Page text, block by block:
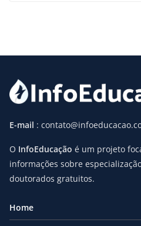
E-mail :
O InfoEducação é um projeto
informações sobre
doutorados gratuitos.
Home